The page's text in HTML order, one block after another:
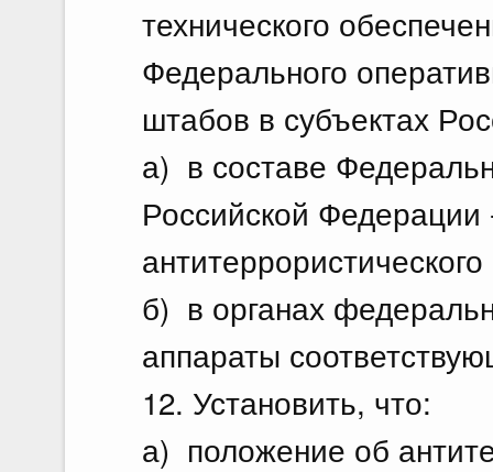
технического
Федерального
штабов в субъектах
а) в составе
Российской
б) в органах
аппараты
12. Установить, что:
а) положение об